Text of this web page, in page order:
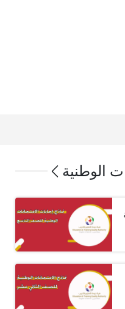
الوطنية